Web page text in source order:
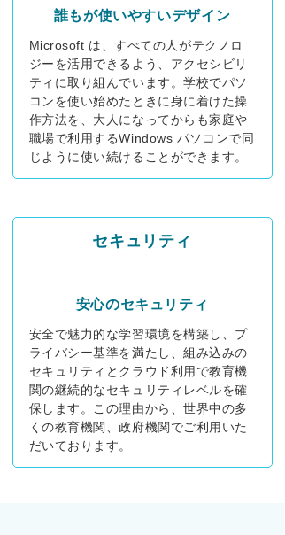
誰もが使いやすいデザイン
Microsoft は、すべての人がテクノロ
ジーを活用できるよう、アクセシビリ
ティに取り組んでいます。学校でパソ
コンを使い始めたときに身に着けた操
作方法を、大人になってからも家庭や
職場で利用するWindows パソコンで同
じように使い続けることができます。
セキュリティ
安心のセキュリティ
安全で魅力的な学習環境を構築し、プ
ライバシー基準を満たし、組み込みの
セキュリティとクラウド利用で教育機
関の継続的なセキュリティレベルを確
保します。この理由から、世界中の多
くの教育機関、政府機関でご利用いた
だいております。